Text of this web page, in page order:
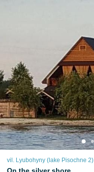
vil. Lyubohyny (lake Pіsochne 2)
On the silver shore